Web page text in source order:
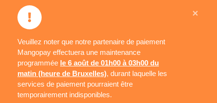
Veuillez noter que notre partenaire de paiement
Mangopay effectuera une maintenance
programmée le 6 août de 01h00 à 03h00 du
matin (heure de Bruxelles), durant laquelle les
services de paiement pourraient être
temporairement indisponibles.
×